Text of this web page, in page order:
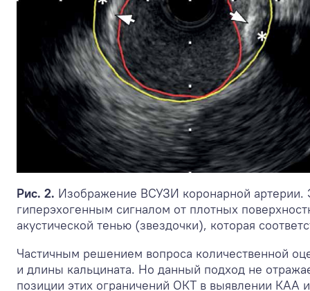
Рис. 2. Изображение ВСУЗИ коронарной артерии.
гиперэхогенным сигналом от плотных
акустической тенью (звездочки), которая
Частичным решением вопроса количественной
и длины кальцината. Но данный подход не
позиции этих ограничений ОКТ в выявлении КАА